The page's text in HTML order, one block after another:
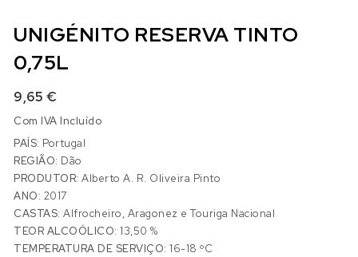
UNIGÉNITO RESERVA TINTO
0,75L
9,65 €
Com IVA Incluído
PAÍS: Portugal
REGIÃO: Dão
PRODUTOR: Alberto A. R. Oliveira Pinto
ANO: 2017
CASTAS: Alfrocheiro, Aragonez e Touriga Nacional
TEOR ALCOÓLICO:13,50 %
TEMPERATURA DE SERVIÇO: 16-18 ºC